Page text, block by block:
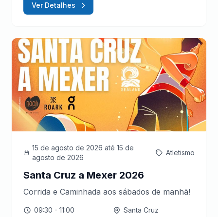
Ver Detalhes
15 de agosto de 2026 até 15 de
agosto de 2026
Atletismo
Santa Cruz a Mexer 2026
Corrida e Caminhada aos sábados de manhã!
09:30 - 11:00 Santa Cruz